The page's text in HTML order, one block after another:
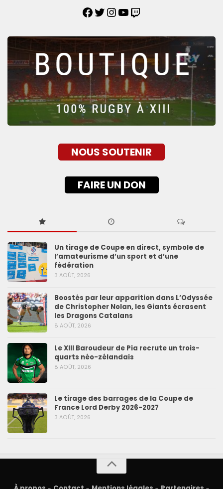
NOUS SOUTENIR
FAIRE UN DON
Un tirage de Coupe en direct, symbole de
l’amateurisme d’un sport et d’une
fédération
3 AOÛT, 2026
Boostés par leur apparition dans L’Odyssée
de Christopher Nolan, les Giants écrasent
les Dragons Catalans
8 AOÛT, 2026
Le XIII Baroudeur de Pia recrute un trois-
quarts néo-zélandais
8 AOÛT, 2026
Le tirage des barrages de la Coupe de
France Lord Derby 2026-2027
3 AOÛT, 2026